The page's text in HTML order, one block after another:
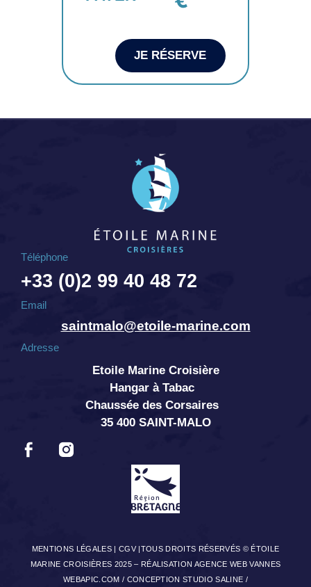
JE RÉSERVE
Téléphone
+33 (0)2 99 40 48 72
Email
saintmalo@etoile-marine.com
Adresse
Etoile Marine Croisière
Hangar à Tabac
Chaussée des Corsaires
35 400 SAINT-MALO
MENTIONS LÉGALES |CGV |TOUS DROITS RÉSERVÉS © ÉTOILE
MARINE CROISIÈRES 2025 – RÉALISATION AGENCE WEB VANNES
WEBAPIC.COM / CONCEPTION STUDIO SALINE /